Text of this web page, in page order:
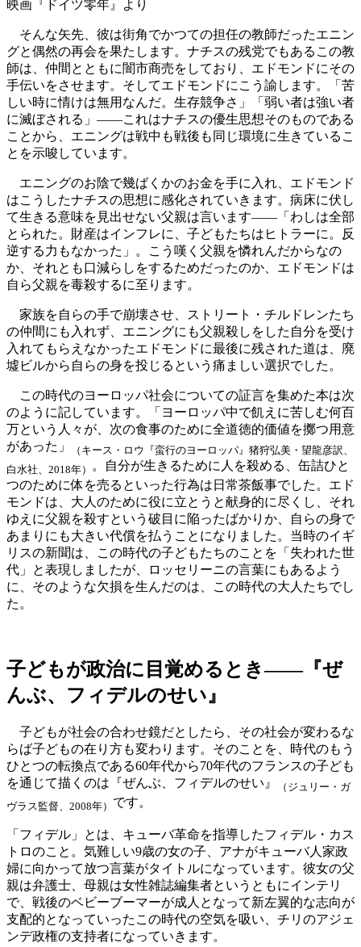
映画『ドイツ零年』より
そんな矢先、彼は街角でかつての担任の教師だったエニン
グと偶然の再会を果たします。ナチスの残党でもあるこの教
師は、仲間とともに闇市商売をしており、エドモンドにその
手伝いをさせます。そしてエドモンドにこう諭します。「苦
しい時に情けは無用なんだ。生存競争さ」「弱い者は強い者
に滅ぼされる」――これはナチスの優生思想そのものである
ことから、エニングは戦中も戦後も同じ環境に生きているこ
とを示唆しています。
エニングのお陰で幾ばくかのお金を手に入れ、エドモンド
はこうしたナチスの思想に感化されていきます。病床に伏し
て生きる意味を見出せない父親は言います――「わしは全部
とられた。財産はインフレに、子どもたちはヒトラーに。反
逆する力もなかった」。こう嘆く父親を憐れんだからなの
か、それとも口減らしをするためだったのか、エドモンドは
自ら父親を毒殺するに至ります。
家族を自らの手で崩壊させ、ストリート・チルドレンたち
の仲間にも入れず、エニングにも父親殺しをした自分を受け
入れてもらえなかったエドモンドに最後に残された道は、廃
墟ビルから自らの身を投じるという痛ましい選択でした。
この時代のヨーロッパ社会についての証言を集めた本は次
のように記しています。「ヨーロッパ中で飢えに苦しむ何百
万という人々が、次の食事のために全道徳的価値を擲つ用意
があった」
（キース・ロウ『蛮行のヨーロッパ』猪狩弘美・望龍彦訳、
白水社、2018年）
。自分が生きるために人を殺める、缶詰ひと
つのために体を売るといった行為は日常茶飯事でした。エド
モンドは、大人のために役に立とうと献身的に尽くし、それ
ゆえに父親を殺すという破目に陥ったばかりか、自らの身で
あまりにも大きい代償を払うことになりました。当時のイギ
リスの新聞は、この時代の子どもたちのことを「失われた世
代」と表現しましたが、ロッセリーニの言葉にもあるよう
に、そのような欠損を生んだのは、この時代の大人たちでし
た。
子どもが政治に目覚めるとき――『ぜ
んぶ、フィデルのせい』
子どもが社会の合わせ鏡だとしたら、その社会が変わるな
らば子どもの在り方も変わります。そのことを、時代のもう
ひとつの転換点である60年代から70年代のフランスの子ども
を通じて描くのは『ぜんぶ、フィデルのせい』
（ジュリー・ガ
ヴラス監督、2008年） です。
「フィデル」とは、キューバ革命を指導したフィデル・カス
トロのこと。気難しい9歳の女の子、アナがキューバ人家政
婦に向かって放つ言葉がタイトルになっています。彼女の父
親は弁護士、母親は女性雑誌編集者というともにインテリ
で、戦後のベビーブーマーが成人となって新左翼的な志向が
支配的となっていったこの時代の空気を吸い、チリのアジェ
ンデ政権の支持者になっていきます。